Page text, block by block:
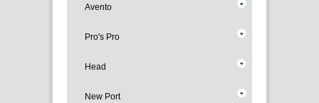
Avento
Pro's Pro
Head
New Port